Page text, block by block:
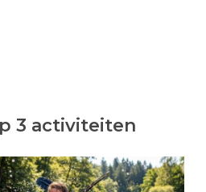
3 activiteiten